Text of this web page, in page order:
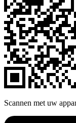
Scannen met uw